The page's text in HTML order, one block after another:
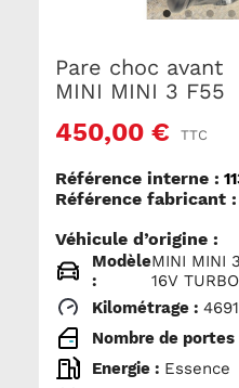
Pare choc avant
MINI MINI 3 F55
450,00 € TTC
Référence interne :
Référence fabricant :
Véhicule d’origine :
Modèle
:
MINI MINI
16V
Kilométrage :
Nombre de portes
Energie : Essence